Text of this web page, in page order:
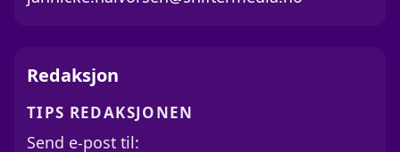
Redaksjon
TIPS REDAKSJONEN
Send e-post til: